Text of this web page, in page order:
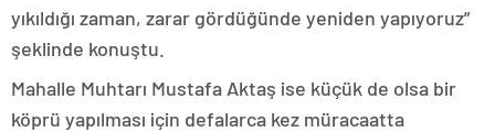
yıkıldığı zaman, zarar gördüğünde yeniden yapıyoruz”
şeklinde konuştu.
Mahalle Muhtarı Mustafa Aktaş ise küçük de olsa bir
köprü yapılması için defalarca kez müracaatta